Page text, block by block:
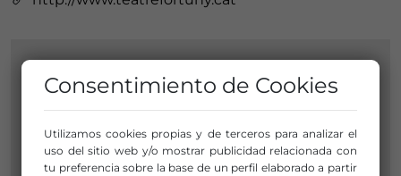
SOCIO DE LA RED
TEATRE FORTUNY
Consentimiento de Cookies
Utilizamos cookies propias y de terceros para analizar el
uso del sitio web y/o mostrar publicidad relacionada con
tu preferencia sobre la base de un perfil elaborado a partir